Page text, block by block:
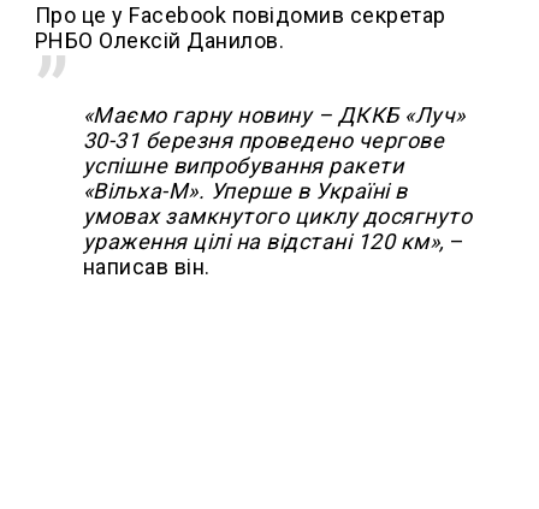
Про це у Facebook повідомив секретар
РНБО Олексій Данилов.
«Маємо гарну новину – ДККБ «Луч»
30-31 березня проведено чергове
успішне випробування ракети
«Вільха-М». Уперше в Україні в
умовах замкнутого циклу досягнуто
ураження цілі на відстані 120 км», –
написав він.